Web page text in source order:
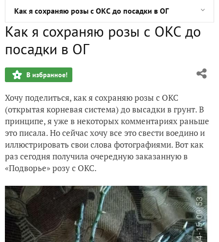
Как я сохраняю розы с ОКС до посадки в ОГ
Беляш не писатель, Беляш - читатель
Продолжение дачной истории
И на камнях растут... цветы...
Девочки, SOS!!!!
Цветовое сочетание в розариях
Как я сохраняю розы с ОКС до
посадки в ОГ
В избранное!
Хочу поделиться, как я сохраняю розы с ОКС
(открытая корневая система) до высадки в грунт. В
принципе, я уже в некоторых комментариях раньше
это писала. Но сейчас хочу все это свести воедино и
иллюстрировать свои слова фотографиями. Вот как
раз сегодня получила очередную заказанную в
«Подворье» розу с ОКС.